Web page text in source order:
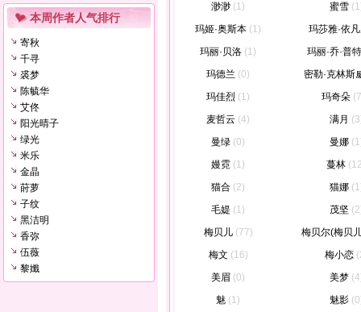
本周作者人气排行
寄秋
千寻
裘梦
陈毓华
艾佟
阳光晴子
绿光
米乐
金晶
莳萝
子纹
黑洁明
香弥
伍薇
黎孅
渺渺 (1) 蜜雪
玛姬·奥斯本 (1)
玛莎雅·依
玛丽·贝洛 (1)
玛丽·乔·普
玛德兰 (0)
密勒·克林斯
玛佳烈 (1) 玛奇朵
麦哲云 (4) 满月
曼绿 (0) 曼娜
嫚霓 (1) 蔓林
猫合 (2) 猫娜
毛媞 (1) 茂坚
梅贝儿 (77)
梅贝尔(梅贝
梅文 (16) 梅小恋
美眉 (0) 美梦
魅 (1) 魅影